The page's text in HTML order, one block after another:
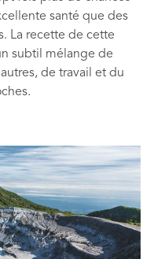
santé que des
La recette de cette
subtil mélange de
de travail et du